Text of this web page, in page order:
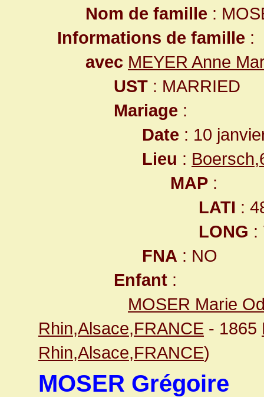
Nom de famille :
Informations de famille :
avec MEYER Anne
UST : MARRIED
Mariage :
Date : 10
Lieu :
MAP :
LATI :
LONG :
FNA : NO
Enfant :
MOSER Marie
Rhin,Alsace,FRANCE - 1865
Rhin,Alsace,FRANCE)
MOSER Grégoire